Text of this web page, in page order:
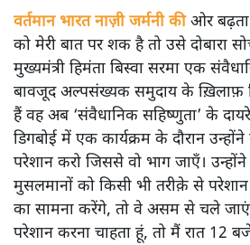
वर्तमान भारत नाज़ी जर्मनी कीओर बढ़ता
को मेरी बात पर शक है तो उसे दोबारा
मुख्यमंत्री हिमंता बिस्वा सरमा एक
बावजूद अल्पसंख्यक समुदाय के ख़िलाफ़
हैं वह अब ‘संवैधानिक सहिष्णुता’ के
डिगबोई में एक कार्यक्रम के दौरान
परेशान करो जिससे वो भाग जाएँ।
मुसलमानों को किसी भी तरीक़े से
का सामना करेंगे, तो वे असम से चले
परेशान करना चाहता हूं, तो मैं रात 12